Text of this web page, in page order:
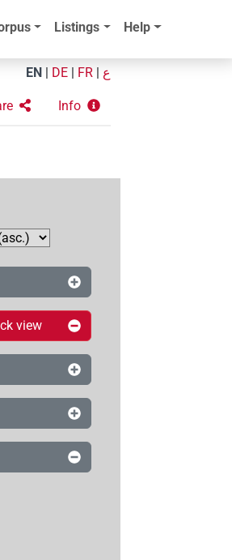
Listings Help
EN DE FR ع
Info
view